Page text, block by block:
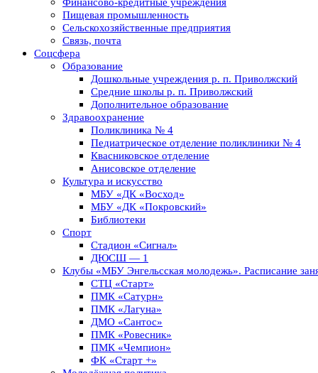
Финансово-кредитные учреждения
Пищевая промышленность
Сельскохозяйственные предприятия
Связь, почта
Соцсфера
Образование
Дошкольные учреждения р. п. Приволжский
Средние школы р. п. Приволжский
Дополнительное образование
Здравоохранение
Поликлиника № 4
Педиатрическое отделение поликлиники № 4
Квасниковское отделение
Анисовское отделение
Культура и искусство
МБУ «ДК «Восход»
МБУ «ДК «Покровский»
Библиотеки
Спорт
Стадион «Сигнал»
ДЮСШ — 1
Клубы «МБУ Энгельсская молодежь». Расписание
СТЦ «Старт»
ПМК «Сатурн»
ПМК «Лагуна»
ДМО «Сантос»
ПМК «Ровесник»
ПМК «Чемпион»
ФК «Старт +»